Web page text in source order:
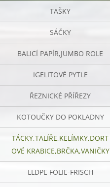
TAŠKY
SÁČKY
BALICÍ PAPÍR,JUMBO ROLE
IGELITOVÉ PYTLE
ŘEZNICKÉ PŘÍŘEZY
KOTOUČKY DO POKLADNY
TÁCKY,TALÍŘE,KELÍMKY,DORT
OVÉ KRABICE,BRČKA,VANIČKY
LLDPE FOLIE-FRISCH